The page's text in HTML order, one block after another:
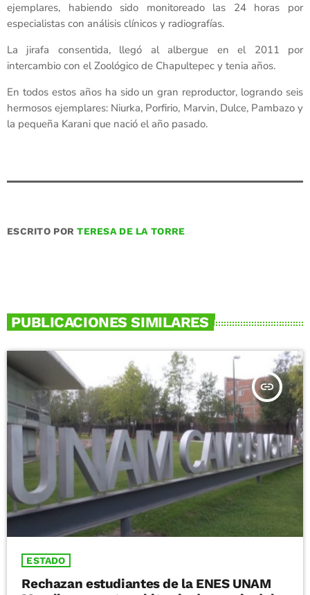
ejemplares, habiendo sido monitoreado las 24 horas por
especialistas con análisis clínicos y radiografías.
La jirafa consentida, llegó al albergue en el 2011 por
intercambio con el Zoológico de Chapultepec y tenia años.
En todos estos años ha sido un gran reproductor, logrando seis
hermosos ejemplares: Niurka, Porfirio, Marvin, Dulce, Pambazo y
la pequeña Karani que nació el año pasado.
ESCRITO PORTERESA DE LA TORRE
PUBLICACIONES SIMILARES
insert_link
ESTADO
Rechazan estudiantes de la ENES UNAM